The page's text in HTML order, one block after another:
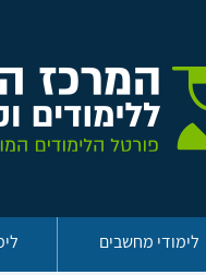
לימודי מחשבים